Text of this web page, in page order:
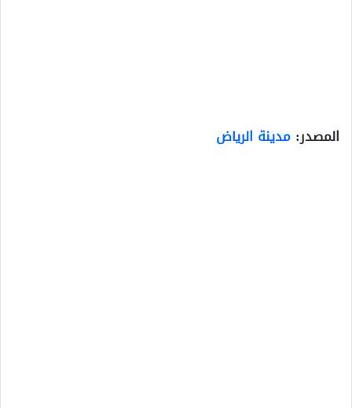
المصدر: مدينة الرياض